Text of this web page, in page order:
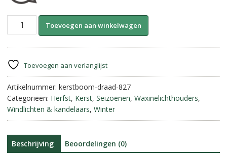
Metalen
draad-
Toevoegen aan winkelwagen
n
t
v
Toevoegen aan verlanglijst
Artikelnummer: kerstboom-draad-827
Categorieën: Herfst, Kerst, Seizoenen, Waxinelichthouders,
Windlichten & kandelaars, Winter
Beschrijving Beoordelingen (0)